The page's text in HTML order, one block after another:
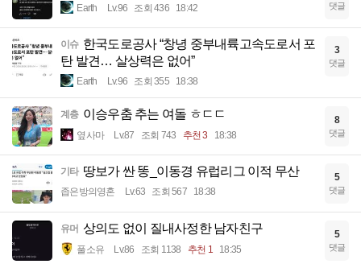
Earth Lv.96 조회 436 18:42 댓글
이슈 한국도로공사 “창녕 중부내륙고속도로서 포
탄 발견… 살상력은 없어”
Earth Lv.96 조회 355 18:38
3
댓글
계층 이승우춤 추는 여돌 ㅎㄷㄷ
옆사마 Lv.87 조회 743 추천 3 18:38
8
댓글
기타 땅보가 싼 똥_이동경 유럽리그 이적 무산
좁은방의영혼 Lv.63 조회 567 18:38
5
댓글
유머 상의도 없이 질내사정한 남자친구
풀소유 Lv.86 조회 1138 추천 1 18:35
5
댓글